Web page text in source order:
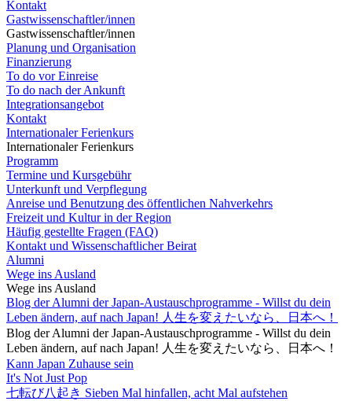
Kontakt
Gastwissenschaftler/innen
Gastwissenschaftler/innen
Planung und Organisation
Finanzierung
To do vor Einreise
To do nach der Ankunft
Integrationsangebot
Kontakt
Internationaler Ferienkurs
Internationaler Ferienkurs
Programm
Termine und Kursgebühr
Unterkunft und Verpflegung
Anreise und Benutzung des öffentlichen Nahverkehrs
Freizeit und Kultur in der Region
Häufig gestellte Fragen (FAQ)
Kontakt und Wissenschaftlicher Beirat
Alumni
Wege ins Ausland
Wege ins Ausland
Blog der Alumni der Japan-Austauschprogramme - Willst du dein
Leben ändern, auf nach Japan! 人生を変えたいなら、日本へ！
Blog der Alumni der Japan-Austauschprogramme - Willst du dein
Leben ändern, auf nach Japan! 人生を変えたいなら、日本へ！
Kann Japan Zuhause sein
It's Not Just Pop
七転び八起き Sieben Mal hinfallen, acht Mal aufstehen